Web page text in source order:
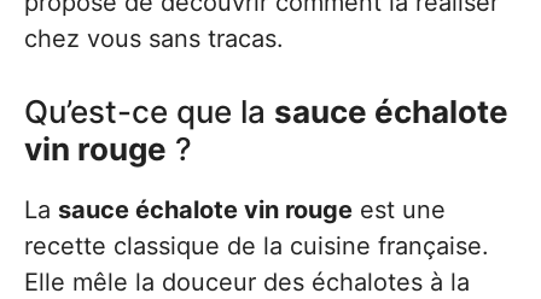
chez vous sans tracas.
Qu’est-ce que la sauce échalote
vin rouge ?
La sauce échalote vin rouge est une
recette classique de la cuisine française.
Elle mêle la douceur des échalotes à la